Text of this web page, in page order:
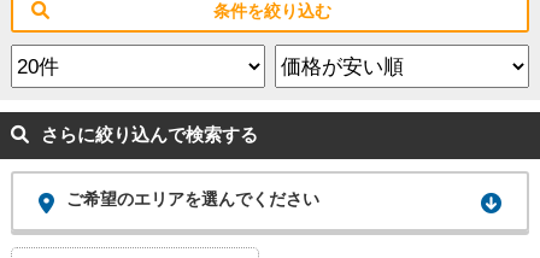
条件を絞り込む
さらに絞り込んで検索する
ご希望のエリアを選んでください